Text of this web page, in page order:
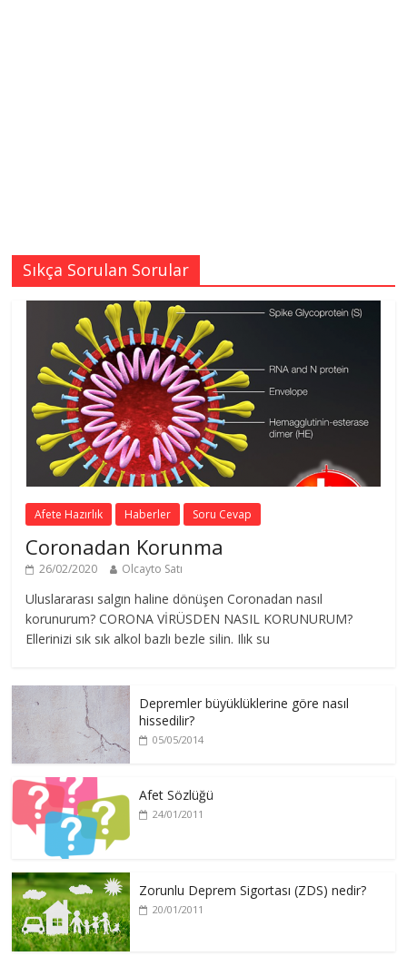
Sıkça Sorulan Sorular
Afete Hazırlık Haberler Soru Cevap
Coronadan Korunma
26/02/2020 Olcayto Satı
Uluslararası salgın haline dönüşen Coronadan nasıl
korunurum? CORONA VİRÜSDEN NASIL KORUNURUM?
Ellerinizi sık sık alkol bazlı bezle silin. Ilık su
Depremler büyüklüklerine göre nasıl
hissedilir?
05/05/2014
Afet Sözlüğü
24/01/2011
Zorunlu Deprem Sigortası (ZDS) nedir?
20/01/2011